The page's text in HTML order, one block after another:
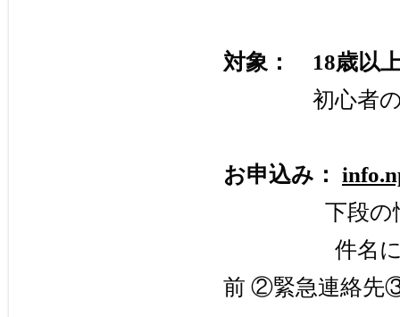
対象： 18歳以
初心者の方
お申込み：
下段の情報
件名に「6/
前 ②緊急連絡先